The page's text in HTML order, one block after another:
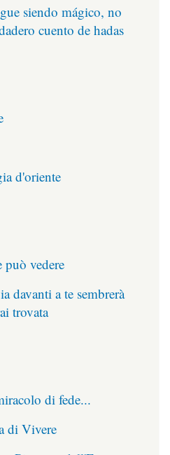
siendo mágico, no
cuento de hadas
d'oriente
può vedere
davanti a te sembrerà
trovata
di fede...
di Vivere